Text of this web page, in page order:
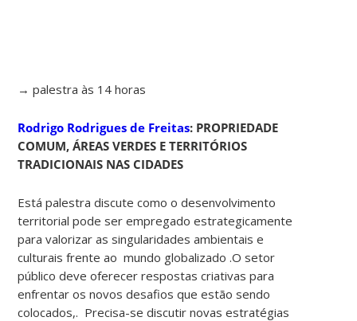
→ palestra às 14 horas
Rodrigo Rodrigues de Freitas: PROPRIEDADE
COMUM, ÁREAS VERDES E TERRITÓRIOS
TRADICIONAIS NAS CIDADES
Está palestra discute como o desenvolvimento
territorial pode ser empregado estrategicamente
para valorizar as singularidades ambientais e
culturais frente ao mundo globalizado .O setor
público deve oferecer respostas criativas para
enfrentar os novos desafios que estão sendo
colocados,. Precisa-se discutir novas estratégias